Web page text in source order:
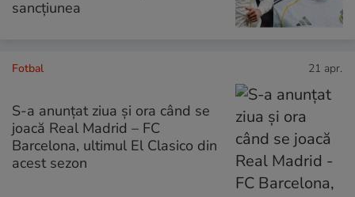
sancțiunea
Fotbal 21 apr.
S-a anunțat ziua și ora când se
joacă Real Madrid – FC
Barcelona, ultimul El Clasico din
acest sezon